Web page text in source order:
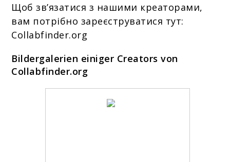
Щоб зв’язатися з нашими креаторами,
вам потрібно зареєструватися тут:
Collabfinder.org
Bildergalerien einiger Creators von
Collabfinder.org